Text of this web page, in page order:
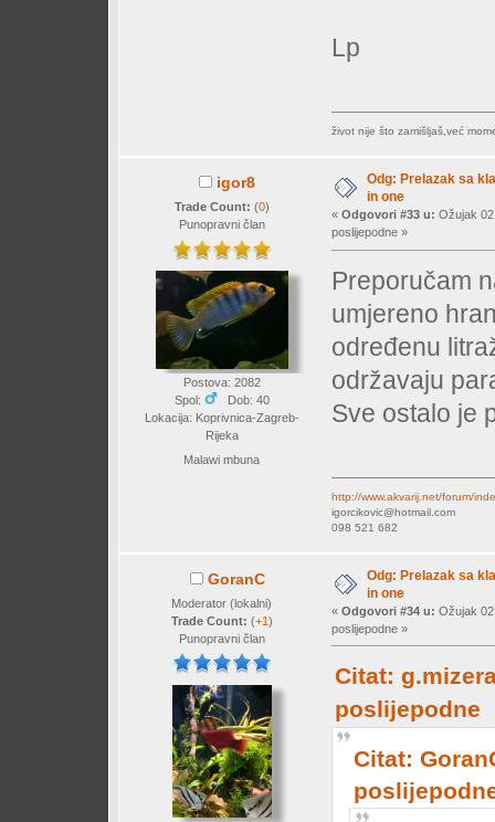
Lp
život nije što zamišljaš,već
igor8
Trade Count: (0)
Punopravni član
Postova: 2082
Spol:
Dob: 40
Lokacija: Koprivnica-Zagreb-
Rijeka
Malawi mbuna
Odg: Prelazak sa
in one
« Odgovori #33 u: Ožujak
poslijepodne »
Preporučam
umjereno
određenu
održavaju
Sve ostalo je
http://www.akvarij.net/forum/
igorcikovic@hotmail.com
098 521 682
GoranC
Moderator (lokalni)
Trade Count: (+1)
Punopravni član
Odg: Prelazak sa
in one
« Odgovori #34 u: Ožujak
poslijepodne »
Citat:
poslijepodne
Citat: